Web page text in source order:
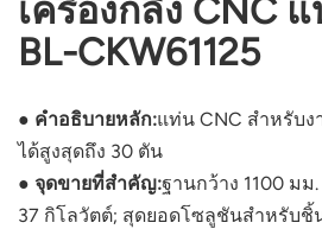
เครื่องกลึง CNC
BL-CKW61125
● คำอธิบายหลัก:แท่น CNC สำหรับ
ได้สูงสุดถึง 30 ตัน
● จุดขายที่สำคัญ:ฐานกว้าง 1100 ม
37 กิโลวัตต์; สุดยอดโซลูชันสำหรับชิ้